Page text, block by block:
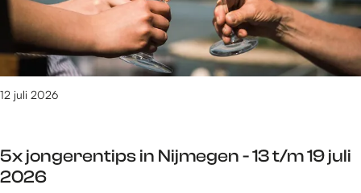
u
l
i
0
e
g
e
-
1
3
t
e
d
o
i
n
5x jongerentips in Nijmegen - 13 t/m 19 juli
2026
12 juli 2026